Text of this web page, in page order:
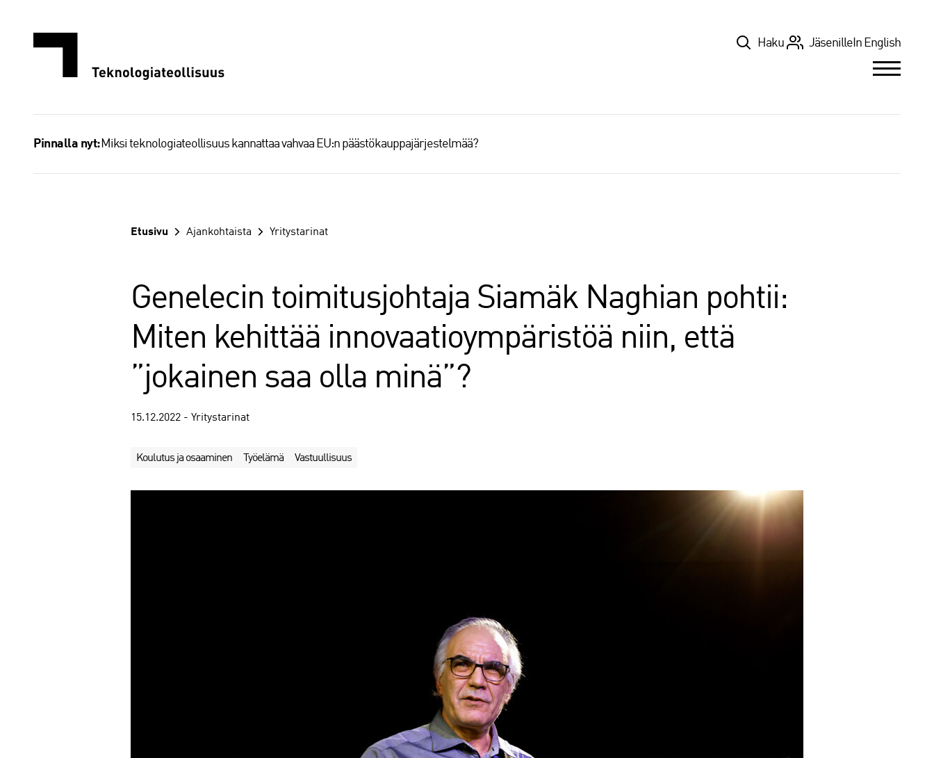
TopHaku Jäsenille In English
Pinnalla nyt: Miksi teknologiateollisuus kannattaa vahvaa EU:n päästökauppajärjestelmää?
Etusivu Ajankohtaista Yritystarinat
Genelecin toimitusjohtaja Siamäk Naghian pohtii:
Miten kehittää innovaatioympäristöä niin, että
”jokainen saa olla minä”?
15.12.2022 - Yritystarinat
Koulutus ja osaaminen Työelämä Vastuullisuus